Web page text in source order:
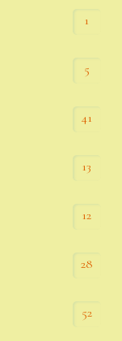
1
5
41
13
12
28
52